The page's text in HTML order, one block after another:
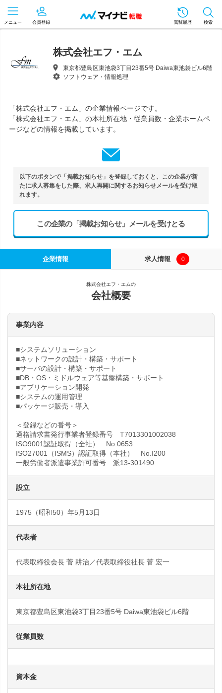
メニュー 会員登録 閲覧履歴 検索
株式会社エフ・エム
東京都豊島区東池袋3丁目23番5号 Daiwa東池袋ビル6階
ソフトウェア・情報処理
「株式会社エフ・エム」の企業情報ページです。
「株式会社エフ・エム」の本社所在地・従業員数・企業ホームペ
ージなどの情報を掲載しています。
以下のボタンで「掲載お知らせ」を登録しておくと、この企業が新
たに求人募集をした際、求人再開に関するお知らせメールを受け取
れます。
この企業の「掲載お知らせ」メールを受けとる
企業情報 求人情報 0
株式会社エフ・エムの
会社概要
事業内容
■システムソリューション
■ネットワークの設計・構築・サポート
■サーバの設計・構築・サポート
■DB・OS・ミドルウェア等基盤構築・サポート
■アプリケーション開発
■システムの運用管理
■パッケージ販売・導入
＜登録などの番号＞
適格請求書発行事業者登録番号 T7013301002038
ISO9001認証取得（全社） No.0653
ISO27001（ISMS）認証取得（本社） No.I200
一般労働者派遣事業許可番号 派13-301490
設立
1975（昭和50）年5月13日
代表者
代表取締役会長 菅 耕治／代表取締役社長 菅 宏一
本社所在地
東京都豊島区東池袋3丁目23番5号 Daiwa東池袋ビル6階
従業員数
資本金